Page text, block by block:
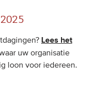
Lees het
uw organisatie
loon voor iedereen.